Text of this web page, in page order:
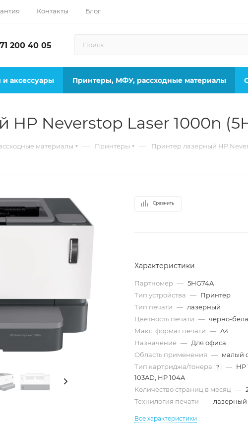
Контакты Блог
200 40 05
и аксессуары Принтеры, МФУ, рассходные материалы
Neverstop Laser 1000n
материалы — Принтеры — Принтер лазерный HP
Сравнить
Характеристики
Партномер — 5HG74A
Тип устройства — Принтер
Тип печати — лазерный
Цветность печати — черно-
Макс. формат печати — A4
Назначение — Для офиса
Область применения — малый
Тип картриджа/тонера
? — HP
103AD, HP 104A
Количество страниц в месяц —
Технилогия печати — лазерный
Все характеристики